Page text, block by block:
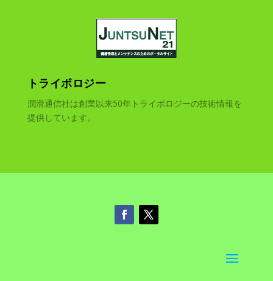
トライボロジー
潤滑通信社は創業以来50年トライボロジーの技術情報を
提供しています。